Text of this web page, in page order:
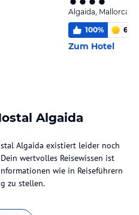
Algaida, Mallorca
100% 6,0
Zum Hotel
Algaida
Algaida existiert leider noch
wertvolles Reisewissen ist
wie in Reiseführern
zu stellen.